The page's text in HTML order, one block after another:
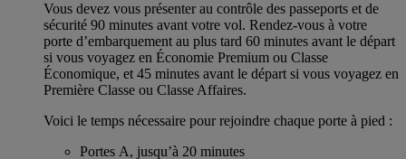
Vous devez vous présenter au contrôle des passeports et de
sécurité 90 minutes avant votre vol. Rendez-vous à votre
porte d’embarquement au plus tard 60 minutes avant le départ
si vous voyagez en Économie Premium ou Classe
Économique, et 45 minutes avant le départ si vous voyagez en
Première Classe ou Classe Affaires.
Voici le temps nécessaire pour rejoindre chaque porte à pied :
Portes A, jusqu’à 20 minutes